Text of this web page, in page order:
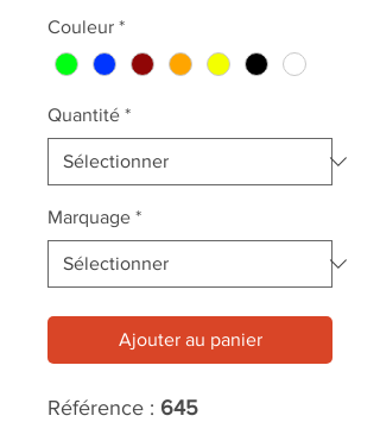
Couleur *
Quantité *
Marquage *
Ajouter au panier
Référence : 645